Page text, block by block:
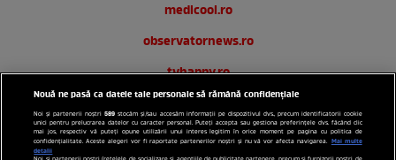
medicool.ro
observatornews.ro
tvhappy.ro
useit.ro
zutv.ro
Nouă ne pasă ca datele tale personale să rămână confidențiale
Noi și partenerii noștri589 stocăm și/sau accesăm informații pe dispozitivul dvs., precum identificatorii cookie
unici pentru prelucrarea datelor cu caracter personal. Puteți accepta sau gestiona preferințele dvs. făcând clic
mai jos, respectiv vă puteți opune utilizării unui interes legitim în orice moment pe pagina cu politica de
confidențialitate. Aceste alegeri vor fi raportate partenerilor noștri și nu vă vor afecta navigarea. Mai multe
detalii